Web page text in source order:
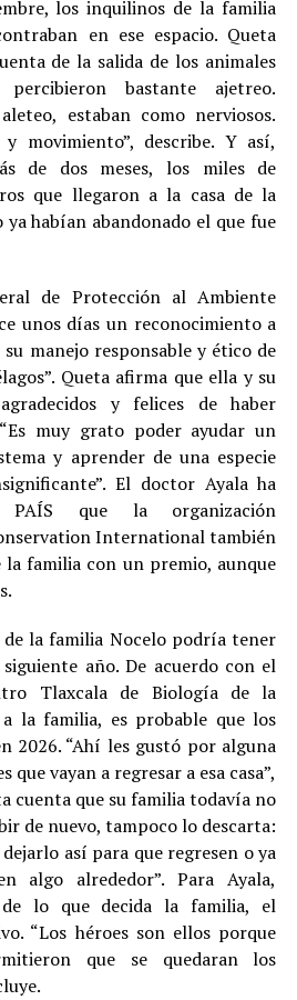
los inquilinos de la familia
en ese espacio. Queta
de la salida de los animales
bastante ajetreo.
estaban como nerviosos.
movimiento”, describe. Y así,
de dos meses, los miles de
que llegaron a la casa de la
habían abandonado el que fue
de Protección al Ambiente
unos días un reconocimiento a
manejo responsable y ético de
Queta afirma que ella y su
y felices de haber
muy grato poder ayudar un
y aprender de una especie
El doctor Ayala ha
que la organización
International también
familia con un premio, aunque
la familia Nocelo podría tener
año. De acuerdo con el
Tlaxcala de Biología de la
la familia, es probable que los
2026. “Ahí les gustó por alguna
que vayan a regresar a esa casa”,
cuenta que su familia todavía no
de nuevo, tampoco lo descarta:
así para que regresen o ya
algo alrededor”. Para Ayala,
de lo que decida la familia, el
“Los héroes son ellos porque
que se quedaran los